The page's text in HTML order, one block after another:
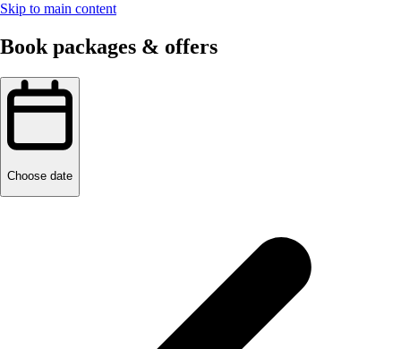
Skip to main content
Book packages & offers
Choose date